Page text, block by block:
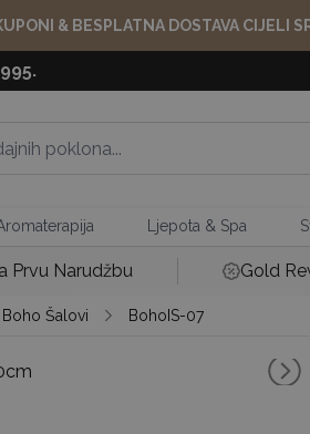
& BESPLATNA DOSTAVA CIJELI
Ljepota & Spa
Prvu Narudžbu Gold
Boho Šalovi BohoIS-07